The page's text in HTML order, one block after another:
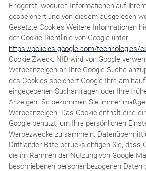
Endgerät, wodurch Informationen auf
gespeichert und von diesem ausgelesen
Gesetzte Cookies Weitere Informationen
der Cookie-Richtlinie von Google unter
https://policies.google.com/technologies/
Cookie Zweck: NID wird von Google
Werbeanzeigen an Ihre Google-Suche
des Cookies speichert Google Ihre am
eingegebenen Suchanfragen oder Ihre
Anzeigen. So bekommen Sie immer
Werbeanzeigen. Das Cookie enthält eine
Google benutzt, um Ihre persönlichen
Werbezwecke zu sammeln.
Drittländer Bitte berücksichtigen Sie, dass
die im Rahmen der Nutzung von Google
beschriebenen personenbezogenen Daten